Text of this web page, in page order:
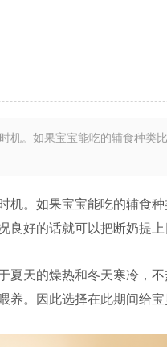
机。如果宝宝能吃的辅食种类
。如果宝宝能吃的辅食
好的话就可以把断奶提上
夏天的燥热和冬天寒冷，
。因此选择在此期间给宝